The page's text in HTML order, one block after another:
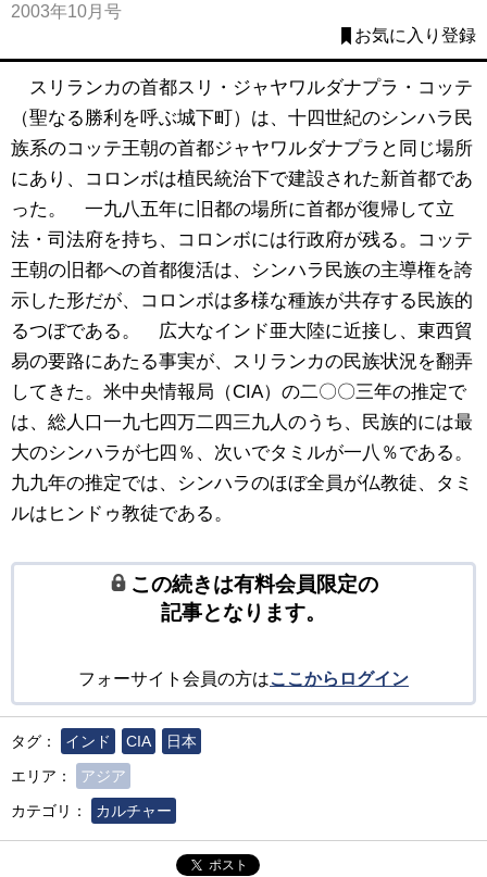
2003年10月号
お気に入り登録
スリランカの首都スリ・ジャヤワルダナプラ・コッテ
（聖なる勝利を呼ぶ城下町）は、十四世紀のシンハラ民
族系のコッテ王朝の首都ジャヤワルダナプラと同じ場所
にあり、コロンボは植民統治下で建設された新首都であ
った。 一九八五年に旧都の場所に首都が復帰して立
法・司法府を持ち、コロンボには行政府が残る。コッテ
王朝の旧都への首都復活は、シンハラ民族の主導権を誇
示した形だが、コロンボは多様な種族が共存する民族的
るつぼである。 広大なインド亜大陸に近接し、東西貿
易の要路にあたる事実が、スリランカの民族状況を翻弄
してきた。米中央情報局（CIA）の二〇〇三年の推定で
は、総人口一九七四万二四三九人のうち、民族的には最
大のシンハラが七四％、次いでタミルが一八％である。
九九年の推定では、シンハラのほぼ全員が仏教徒、タミ
ルはヒンドゥ教徒である。
この続きは有料会員限定の
記事となります。
フォーサイト会員の方はここからログイン
タグ： インド CIA
日本
エリア：
アジア
カテゴリ：
カルチャー
ポスト